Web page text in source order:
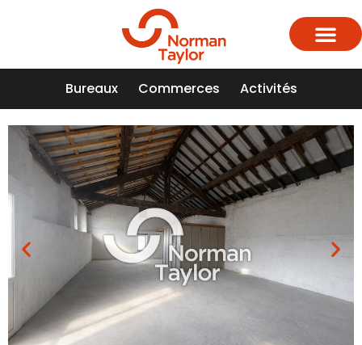
Bureaux Commerces Activités